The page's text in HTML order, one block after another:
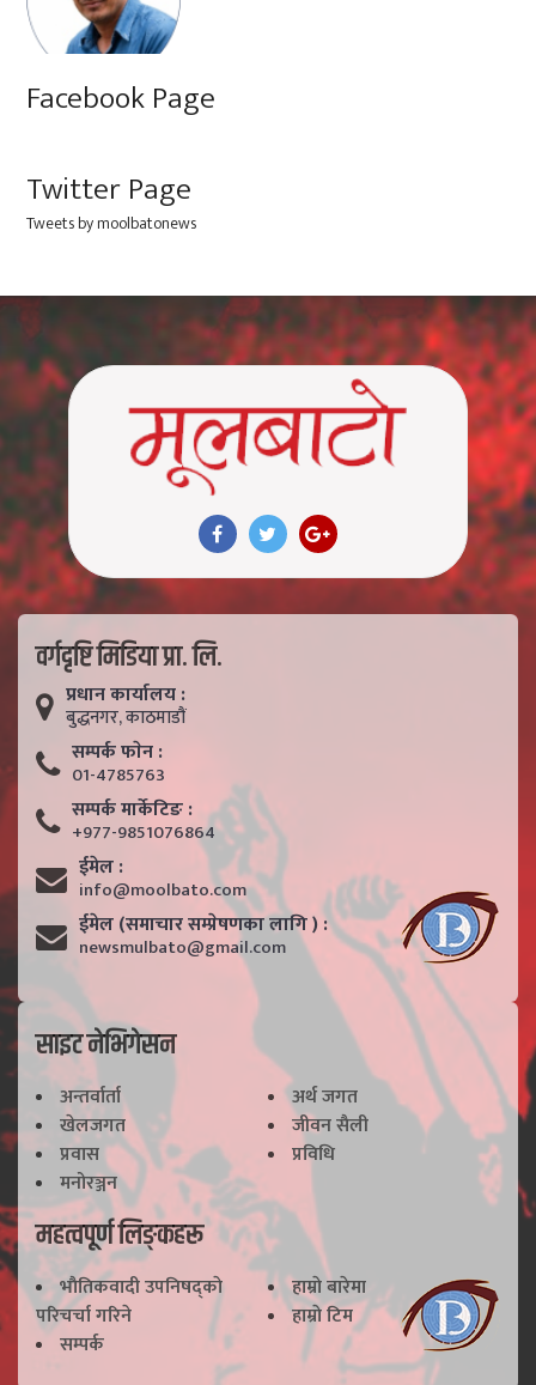
Facebook Page
Twitter Page
Tweets by moolbatonews
वर्गदृष्टि मिडिया प्रा. लि.
प्रधान कार्यालय :
बुद्धनगर, काठमाडाैं
सम्पर्क फाेन :
01-4785763
सम्पर्क मार्केटिङ :
+977-9851076864
ईमेल :
info@moolbato.com
ईमेल (समाचार सम्प्रेषणका लागि ) :
newsmulbato@gmail.com
साइट नेभिगेसन
अन्तर्वार्ता
अर्थ जगत
खेलजगत
जीवन सैली
प्रवास
प्रविधि
मनोरञ्जन
महत्वपूर्ण लिङ्कहरू
भाैतिकवादी उपनिषद्काे
परिचर्चा गरिने
हाम्राे बारेमा
हाम्राे टिम
सम्पर्क